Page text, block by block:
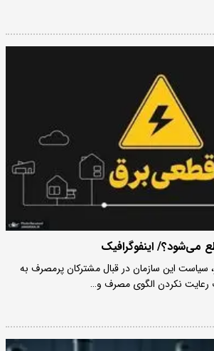
می‌شود؟/ اینفوگرافیک
سیاست این سازمان در قبال مشترکان پرمصرف به
نکردن الگوی مصرف و…